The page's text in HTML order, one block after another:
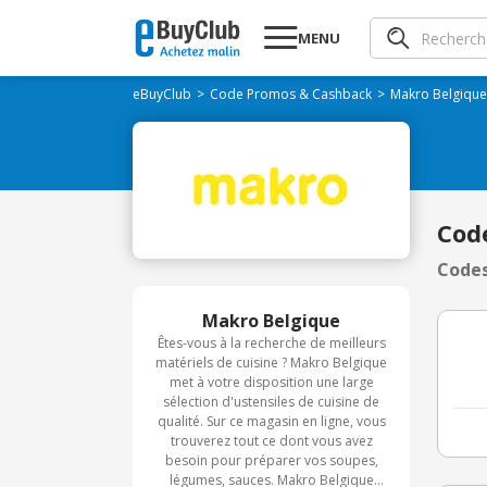
MENU
eBuyClub Code Promos & Cashback Makro Belgique
Makro Belgique
Êtes-vous à la recherche de meilleurs
matériels de cuisine ? Makro Belgique
met à votre disposition une large
sélection d'ustensiles de cuisine de
qualité. Sur ce magasin en ligne, vous
trouverez tout ce dont vous avez
besoin pour préparer vos soupes,
légumes, sauces. Makro Belgique